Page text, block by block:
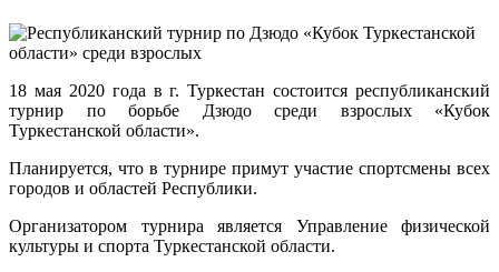
18 мая 2020 года в г. Туркестан состоится республиканский
турнир по борьбе Дзюдо среди взрослых «Кубок
Туркестанской области».
Планируется, что в турнире примут участие спортсмены всех
городов и областей Республики.
Организатором турнира является Управление физической
культуры и спорта Туркестанской области.